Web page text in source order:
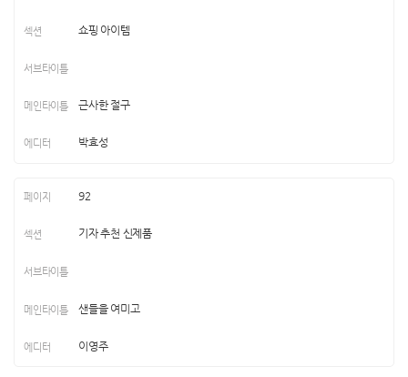
쇼핑 아이템
근사한 절구
박효성
92
기자 추천 신제품
샌들을 여미고
이영주